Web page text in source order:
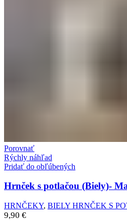
Porovnať
Rýchly náhľad
Pridať do obľúbených
Hrnček s potlačou (Biely)-
HRNČEKY, BIELY HRNČEK S
9,90 €